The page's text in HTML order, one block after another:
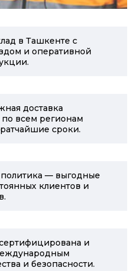
в Ташкенте с
и оперативной
доставка
по всем регионам
сроки.
политика — выгодные
клиентов и
и
и безопасности.